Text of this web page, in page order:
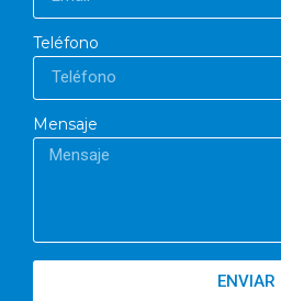
Teléfono
Mensaje
ENVIAR